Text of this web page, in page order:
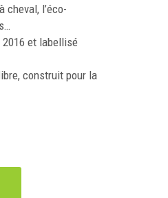
cheval, l’éco-
et labellisé
construit pour la